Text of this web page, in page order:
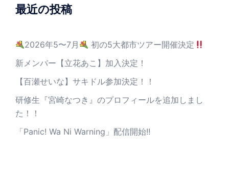
最近の投稿
2026年5〜7月
初の5大都市ツアー開催決定
新メンバー【立花あこ】加入決定！
【百瀬せいな】サキドル参加決定！！
研修生『宮崎なつき』のプロフィールを追加しまし
た！！
「Panic! Wa Ni Warning」配信開始!!